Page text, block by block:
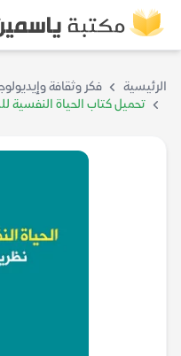
الرئيسية
فكر وثقافة
تحميل كتاب الحياة النفسية